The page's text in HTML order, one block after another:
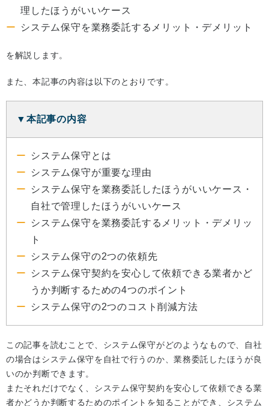
理したほうがいいケース
システム保守を業務委託するメリット・デメリット
を解説します。
また、本記事の内容は以下のとおりです。
▼本記事の内容
システム保守とは
システム保守が重要な理由
システム保守を業務委託したほうがいいケース・
自社で管理したほうがいいケース
システム保守を業務委託するメリット・デメリッ
ト
システム保守の2つの依頼先
システム保守契約を安心して依頼できる業者かど
うか判断するための4つのポイント
システム保守の2つのコスト削減方法
この記事を読むことで、システム保守がどのようなもので、自社
の場合はシステム保守を自社で行うのか、業務委託したほうが良
いのか判断できます。
またそれだけでなく、システム保守契約を安心して依頼できる業
者かどうか判断するためのポイントを知ることができ、システム